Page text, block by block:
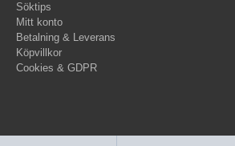
Söktips
Mitt konto
Betalning & Leverans
Köpvillkor
Cookies & GDPR